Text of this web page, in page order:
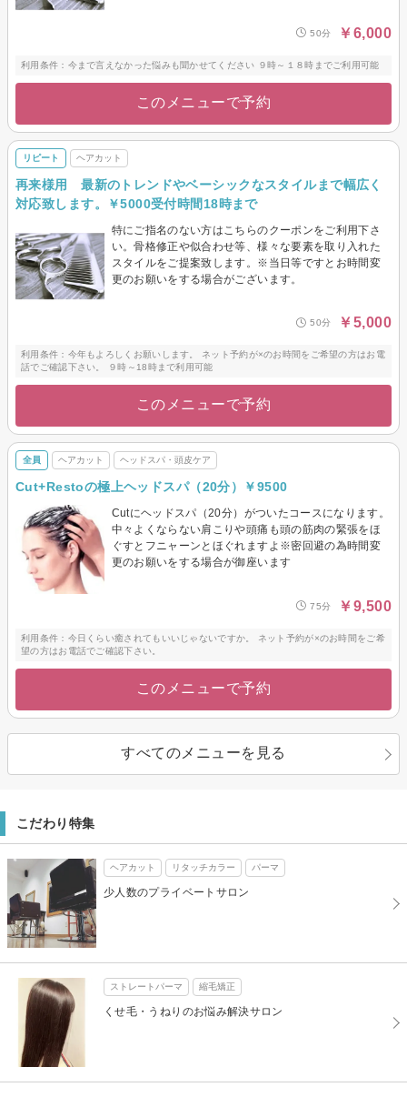
50分 ￥6,000
利用条件：今まで言えなかった悩みも聞かせてください ９時～１８時までご利用可能
このメニューで予約
リピート ヘアカット
再来様用 最新のトレンドやベーシックなスタイルまで幅広く
対応致します。￥5000受付時間18時まで
特にご指名のない方はこちらのクーポンをご利用下さ
い。骨格修正や似合わせ等、様々な要素を取り入れた
スタイルをご提案致します。※当日等ですとお時間変
更のお願いをする場合がございます。
50分 ￥5,000
利用条件：今年もよろしくお願いします。 ネット予約が×のお時間をご希望の方はお電
話でご確認下さい。 ９時～18時まで利用可能
このメニューで予約
全員 ヘアカット ヘッドスパ・頭皮ケア
Cut+Restoの極上ヘッドスパ（20分）￥9500
Cutにヘッドスパ（20分）がついたコースになります。
中々よくならない肩こりや頭痛も頭の筋肉の緊張をほ
ぐすとフニャーンとほぐれますよ※密回避の為時間変
更のお願いをする場合が御座います
75分 ￥9,500
利用条件：今日くらい癒されてもいいじゃないですか。 ネット予約が×のお時間をご希
望の方はお電話でご確認下さい。
このメニューで予約
すべてのメニューを見る
こだわり特集
ヘアカット リタッチカラー パーマ
少人数のプライベートサロン
ストレートパーマ 縮毛矯正
くせ毛・うねりのお悩み解決サロン